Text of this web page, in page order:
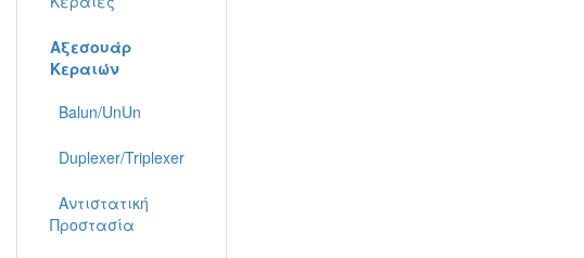
Αξεσουάρ
Κεραιών
Balun/UnUn
Duplexer/Triplexer
Αντιστατική
Προστασία